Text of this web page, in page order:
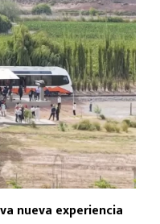
nueva experiencia